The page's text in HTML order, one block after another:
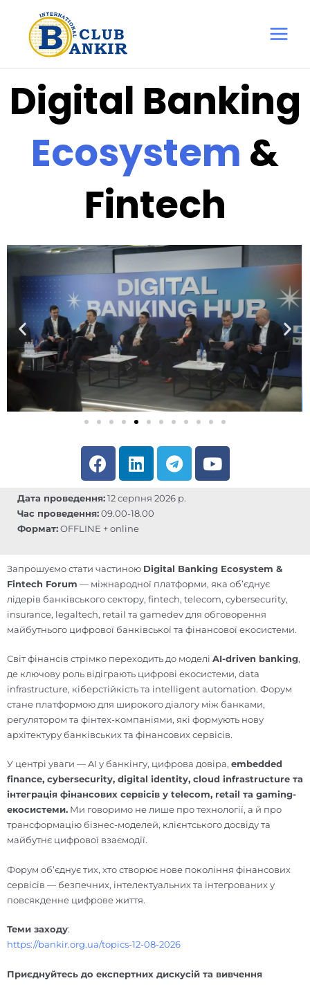
Menu
Digital Banking
Ecosystem &
Fintech
F
a
e
b
k
L
i
k
e
n
T
e
e
m
Y
o
Дата проведення: 12 серпня 2026 р.
Час проведення: 09.00-18.00
Формат: OFFLINE + online
Запрошуємо стати частиною Digital Banking Ecosystem &
Fintech Forum — міжнародної платформи, яка об’єднує
лідерів банківського сектору, fintech, telecom, cybersecurity,
insurance, legaltech, retail та gamedev для обговорення
майбутнього цифрової банківської та фінансової екосистеми.
Світ фінансів стрімко переходить до моделі AI-driven banking,
де ключову роль відіграють цифрові екосистеми, data
infrastructure, кіберстійкість та intelligent automation. Форум
стане платформою для широкого діалогу між банками,
регулятором та фінтех-компаніями, які формують нову
архітектуру банківських та фінансових сервісів.
У центрі уваги — AI у банкінгу, цифрова довіра, embedded
finance, cybersecurity, digital identity, cloud infrastructure та
інтеграція фінансових сервісів у telecom, retail та gaming-
екосистеми. Ми говоримо не лише про технології, а й про
трансформацію бізнес-моделей, клієнтського досвіду та
майбутнє цифрової взаємодії.
Форум об’єднує тих, хто створює нове покоління фінансових
сервісів — безпечних, інтелектуальних та інтегрованих у
повсякденне цифрове життя.
Теми заходу:
https://bankir.org.ua/topics-12-08-2026
Приєднуйтесь до експертних дискусій та вивчення